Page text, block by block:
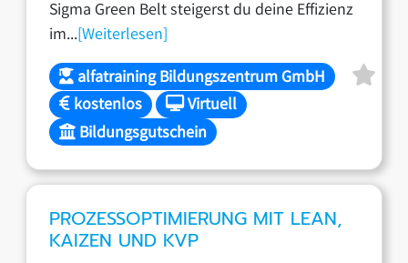
Sigma Green Belt steigerst du deine Effizienz
im...[Weiterlesen]
alfatraining Bildungszentrum GmbH
kostenlos
Virtuell
Bildungsgutschein
PROZESSOPTIMIERUNG MIT LEAN,
KAIZEN UND KVP